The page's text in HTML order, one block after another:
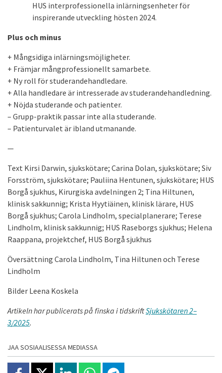
HUS interprofessionella inlärningsenheter för
inspirerande utveckling hösten 2024.
Plus och minus
+ Mångsidiga inlärningsmöjligheter.
+ Främjar mångprofessionellt samarbete.
+ Ny roll för studerandehandledare.
+ Alla handledare är intresserade av studerandehandledning.
+ Nöjda studerande och patienter.
– Grupp-praktik passar inte alla studerande.
– Patienturvalet är ibland utmanande.
—
Text Kirsi Darwin, sjukskötare; Carina Dolan, sjukskötare; Siv
Forsström, sjukskötare; Pauliina Hentunen, sjukskötare; HUS
Borgå sjukhus, Kirurgiska avdelningen 2; Tina Hiltunen,
klinisk sakkunnig; Krista Hyytiäinen, klinisk lärare, HUS
Borgå sjukhus; Carola Lindholm, specialplanerare; Terese
Lindholm, klinisk sakkunnig; HUS Raseborgs sjukhus; Helena
Raappana, projektchef, HUS Borgå sjukhus
Översättning Carola Lindholm, Tina Hiltunen och Terese
Lindholm
Bilder Leena Koskela
Artikeln har publicerats på finska i tidskriftSjukskötaren 2–
3/2025.
JAA SOSIAALISESSA MEDIASSA